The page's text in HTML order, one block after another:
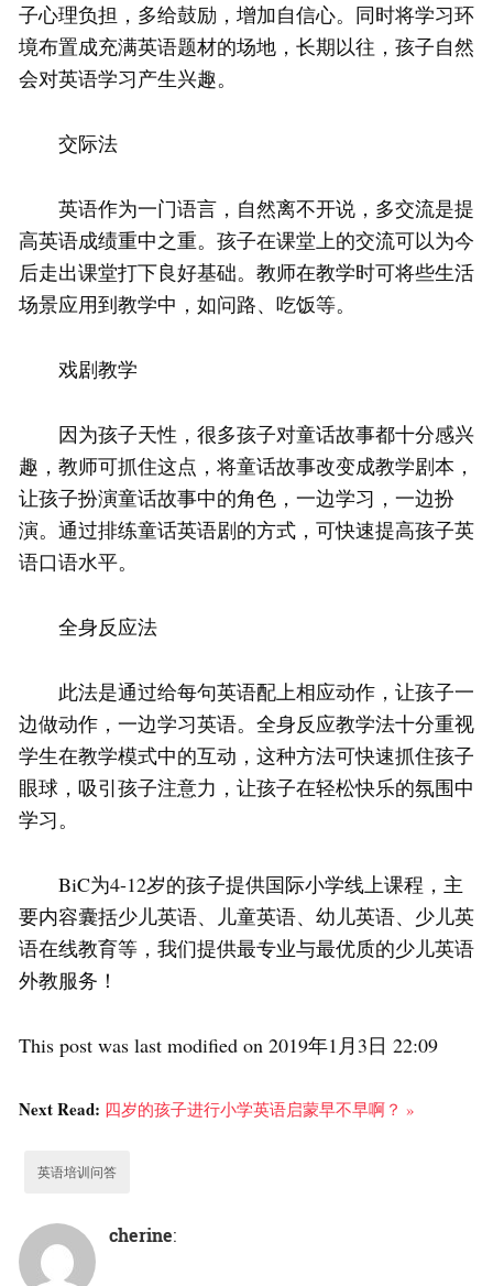
子心理负担，多给鼓励，增加自信心。同时将学习环
境布置成充满英语题材的场地，长期以往，孩子自然
会对英语学习产生兴趣。
交际法
英语作为一门语言，自然离不开说，多交流是提
高英语成绩重中之重。孩子在课堂上的交流可以为今
后走出课堂打下良好基础。教师在教学时可将些生活
场景应用到教学中，如问路、吃饭等。
戏剧教学
因为孩子天性，很多孩子对童话故事都十分感兴
趣，教师可抓住这点，将童话故事改变成教学剧本，
让孩子扮演童话故事中的角色，一边学习，一边扮
演。通过排练童话英语剧的方式，可快速提高孩子英
语口语水平。
全身反应法
此法是通过给每句英语配上相应动作，让孩子一
边做动作，一边学习英语。全身反应教学法十分重视
学生在教学模式中的互动，这种方法可快速抓住孩子
眼球，吸引孩子注意力，让孩子在轻松快乐的氛围中
学习。
BiC为4-12岁的孩子提供国际小学线上课程，主
要内容囊括少儿英语、儿童英语、幼儿英语、少儿英
语在线教育等，我们提供最专业与最优质的少儿英语
外教服务！
This post was last modified on 2019年1月3日 22:09
Next Read: 四岁的孩子进行小学英语启蒙早不早啊？ »
英语培训问答
cherine: